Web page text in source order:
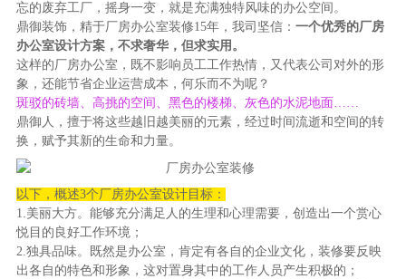
忘的废弃工厂，摇身一变，就是充满独特风味的办公空间。
鼎御装饰，精于厂房办公室装修15年，我司坚信： 一个优秀的厂房
办公室设计方案，不求奢华，但求实用。
这样的厂房办公室，既不影响员工工作热情，又代表公司对外的形
象，还能节省企业运营成本，何乐而不为呢？
斑驳的砖墙、高挑的空间、黑色的楼梯、灰色的水泥地面……
鼎御人，擅于将这些越旧越美丽的元素，经过时间流逝和空间的转
换，赋予其新的生命和力量。
以下，概述3个厂房办公室设计目标：
1.美丽大方。能够充分满足人的生理和心理需要，创造出一个赏心
悦目的良好工作环境；
2.独具品味。既然是办公室，肯定有各自的企业文化，装修要反映
出各自的特色和形象，这对置身其中的工作人员产生积极的；